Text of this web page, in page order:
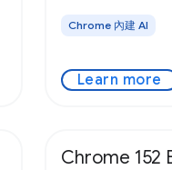
一併提供給使用
供結構化引數，
靠。 直接在瀏覽
Chrome 內建 AI
Learn more
Chrome 152